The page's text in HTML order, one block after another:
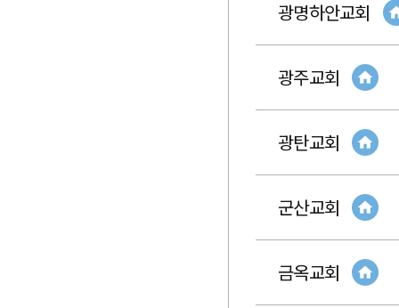
광명하안교회
광주교회
광탄교회
군산교회
금옥교회